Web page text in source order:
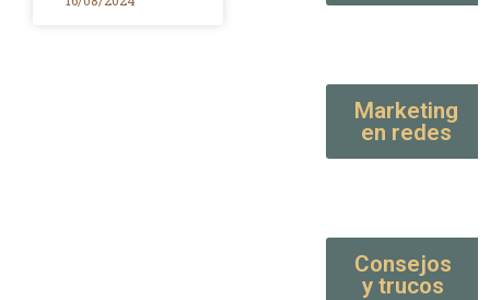
Marketing
en redes
Consejos
y trucos